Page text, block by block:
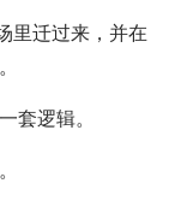
里迁过来，并在
套逻辑。